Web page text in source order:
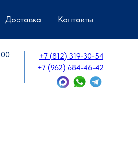
Доставка Контакты
+7 (812) 319-30-54
+7 (962) 684-46-42